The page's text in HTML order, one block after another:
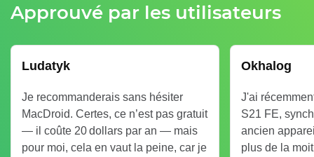
Approuvé par les utilisateurs
Ludatyk
Je recommanderais sans hésiter
MacDroid. Certes, ce n’est pas gratuit
— il coûte 20 dollars par an — mais
pour moi, cela en vaut la peine, car je
Okhalog
J'ai
S21 FE,
ancien
plus de la